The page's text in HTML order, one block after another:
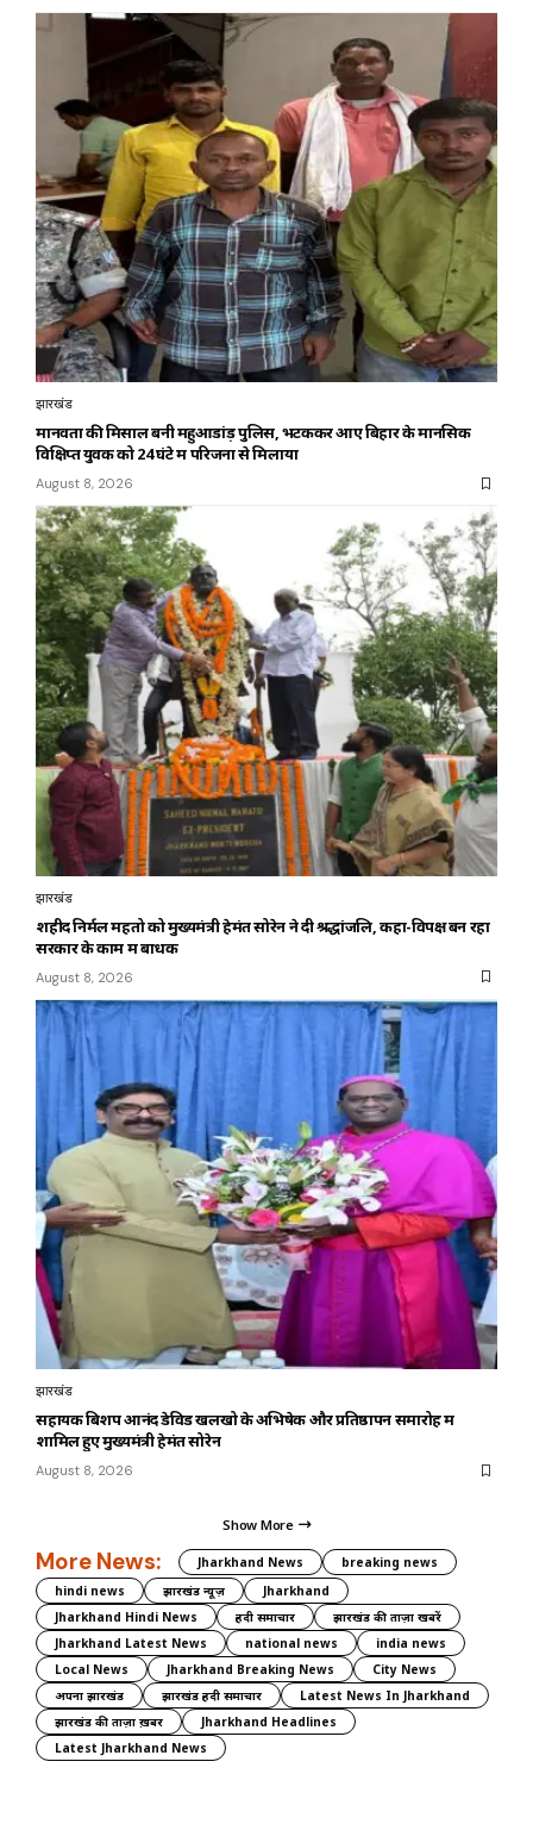
झारखंड
मानवता की मिसाल बनी महुआडांड़ पुलिस, भटककर आए बिहार के मानसिक
विक्षिप्त युवक को 24 घंटे में परिजनों से मिलाया
August 8, 2026
झारखंड
शहीद निर्मल महतो को मुख्यमंत्री हेमंत सोरेन ने दी श्रद्धांजलि, कहा-विपक्ष बन रहा
सरकार के काम में बाधक
August 8, 2026
झारखंड
सहायक बिशप आनंद डेविड खलखो के अभिषेक और प्रतिष्ठापन समारोह में
शामिल हुए मुख्यमंत्री हेमंत सोरेन
August 8, 2026
Show More
More News: Jharkhand News
breaking news
hindi news
झारखंड न्यूज़
Jharkhand
Jharkhand Hindi News
हिंदी समाचार
झारखंड की ताज़ा खबरें
Jharkhand Latest News
national news
india news
Local News
Jharkhand Breaking News
City News
अपना झारखंड
झारखंड हिंदी समाचार
Latest News In Jharkhand
झारखंड की ताज़ा ख़बर
Jharkhand Headlines
Latest Jharkhand News